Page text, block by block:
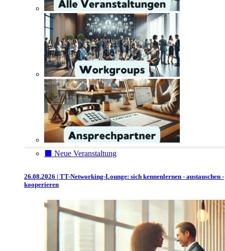
⬛️ Neue Veranstaltung
26.08.2026 | TT-Networking-Lounge: sich kennenlernen - austauschen -
kooperieren